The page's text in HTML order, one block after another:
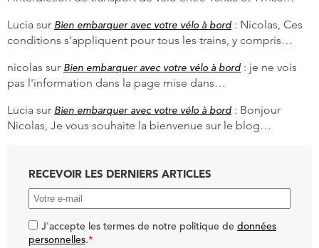
Lucia sur Bien embarquer avec votre vélo à bord : Nicolas, Ces
conditions s'appliquent pour tous les trains, y compris…
nicolas sur Bien embarquer avec votre vélo à bord : je ne vois
pas l'information dans la page mise dans…
Lucia sur Bien embarquer avec votre vélo à bord : Bonjour
Nicolas, Je vous souhaite la bienvenue sur le blog…
RECEVOIR LES DERNIERS ARTICLES
J'accepte les termes de notre politique de données
personnelles.*